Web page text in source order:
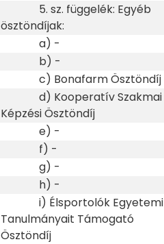
5. sz. függelék: Egyéb
ösztöndíjak:
a) -
b) -
c) Bonafarm Ösztöndíj
d) Kooperatív Szakmai
Képzési Ösztöndíj
e) -
f) -
g) -
h) -
i) Élsportolók Egyetemi
Tanulmányait Támogató
Ösztöndíj